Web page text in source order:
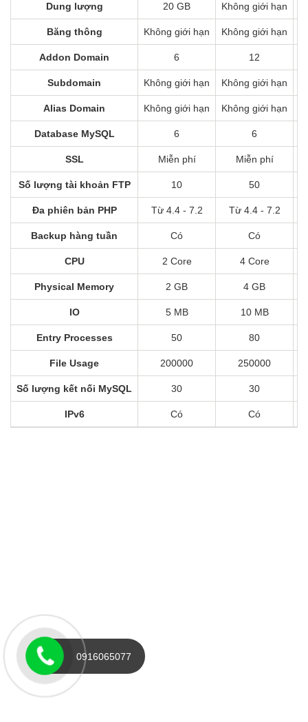
Dung lượng 20 GB Không giới hạn
Băng thông Không giới hạn Không giới hạn
Addon Domain 6 12
Subdomain Không giới hạn Không giới hạn
Alias Domain Không giới hạn Không giới hạn
Database MySQL 6 6
SSL Miễn phí Miễn phí
Số lượng tài khoản FTP 10 50
Đa phiên bản PHP Từ 4.4 - 7.2 Từ 4.4 - 7.2
Backup hàng tuần Có Có
CPU 2 Core 4 Core
Physical Memory 2 GB 4 GB
IO 5 MB 10 MB
Entry Processes 50 80
File Usage 200000 250000
Số lượng kết nối MySQL 30 30
IPv6 Có Có
0916065077